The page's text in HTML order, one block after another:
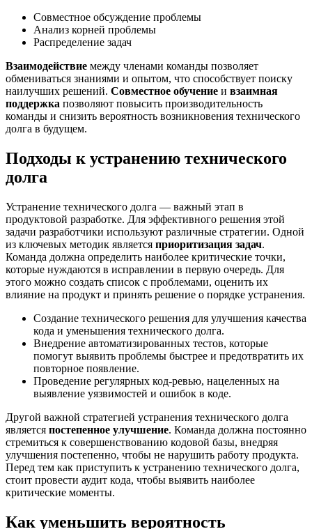
Совместное обсуждение проблемы
Анализ корней проблемы
Распределение задач
Взаимодействие между членами команды позволяет
обмениваться знаниями и опытом, что способствует поиску
наилучших решений. Совместное обучение и взаимная
поддержка позволяют повысить производительность
команды и снизить вероятность возникновения технического
долга в будущем.
Подходы к устранению технического
долга
Устранение технического долга — важный этап в
продуктовой разработке. Для эффективного решения этой
задачи разработчики используют различные стратегии. Одной
из ключевых методик является приоритизация задач.
Команда должна определить наиболее критические точки,
которые нуждаются в исправлении в первую очередь. Для
этого можно создать список с проблемами, оценить их
влияние на продукт и принять решение о порядке устранения.
Создание технического решения для улучшения качества
кода и уменьшения технического долга.
Внедрение автоматизированных тестов, которые
помогут выявить проблемы быстрее и предотвратить их
повторное появление.
Проведение регулярных код-ревью, нацеленных на
выявление уязвимостей и ошибок в коде.
Другой важной стратегией устранения технического долга
является постепенное улучшение. Команда должна постоянно
стремиться к совершенствованию кодовой базы, внедряя
улучшения постепенно, чтобы не нарушить работу продукта.
Перед тем как приступить к устранению технического долга,
стоит провести аудит кода, чтобы выявить наиболее
критические моменты.
Как уменьшить вероятность